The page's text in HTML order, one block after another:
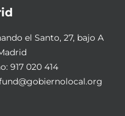
el Santo, 27, bajo A
917 020 414